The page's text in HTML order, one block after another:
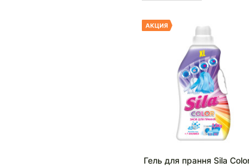
Гель для прання Sila